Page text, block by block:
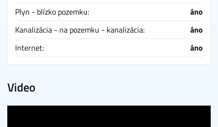
Plyn - blízko pozemku:
áno
Kanalizácia - na pozemku - kanalizácia:
áno
Internet:
áno
Video